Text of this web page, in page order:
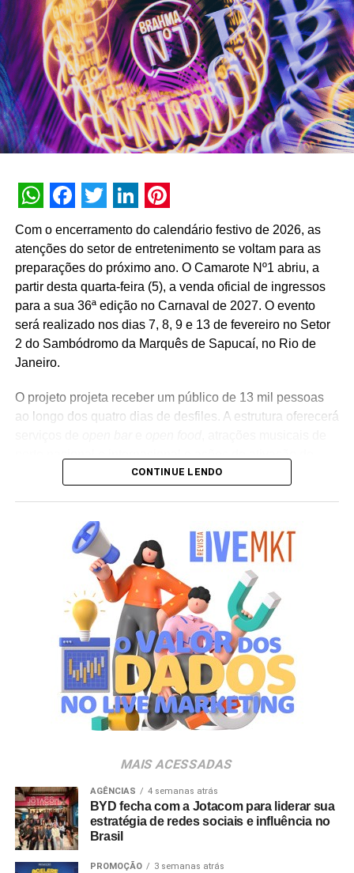
interna de 90% e índice de resolutividade de 87% nos
atendimentos.
Além da b.ia, o Meu Bradesco engloba ferramentas como
o E-agro — plataforma digital direcionada a produtores
rurais — e sistemas de recomendação de investimentos
suportados porGenAI(Inteligência Artificial Generativa),
que fornecem assessoria financeira automatizada e
A estratégia de divulgação da campanha engloba
peças deOut of Home(OOH) e ações com
influenciadores digitais, reforçando o posicionamento do
banco na transformação digital do setor financeiro.
WhatsApp
Facebook
Twitter
LinkedIn
Pinterest
Com o encerramento do calendário festivo de 2026, as
atenções do setor de entretenimento se voltam para as
preparações do próximo ano. O Camarote Nº1 abriu, a
partir desta quarta-feira (5), a venda oficial de ingressos
para a sua 36ª edição no Carnaval de 2027. O evento
será realizado nos dias 7, 8, 9 e 13 de fevereiro no Setor
2 do Sambódromo da Marquês de Sapucaí, no Rio de
Janeiro.
O projeto projeta receber um público de 13 mil pessoas
ao longo dos quatro dias de desfiles. A estrutura oferecerá
marcas parceiras. “O Camarote Nº1 é um projeto que faz
uma experiência personalizada que nasce dolifestyle
cidade maravilhosa”, destaca Marcio Esher, sócio, diretor
de negócios e marketing da Holding Clube e gestor do
A produção do evento é assinada pela agência Banco_
em parceria com a Storymakers e a Cross Networking,
empresas pertencentes ao ecossistema da Holding
Clube. O projeto criativo mantém a assinatura “Brasil na
Veia”, conceito focado na valorização da cultura nacional,
da música e da hospitalidade carioca.
no canal oficial da Ticketmaster, com lote inicial a partir
de R$ 3.950,00. As demais atualizações e atrações do
evento serão divulgadas nos canais oficiais do camarote
nos próximos meses.
CONTINUE LENDO
MAIS ACESSADAS
AGÊNCIAS 4 semanas atrás
BYD fecha com a Jotacom para liderar sua
estratégia de redes sociais e influência no
Brasil
PROMOÇÃO 3 semanas atrás